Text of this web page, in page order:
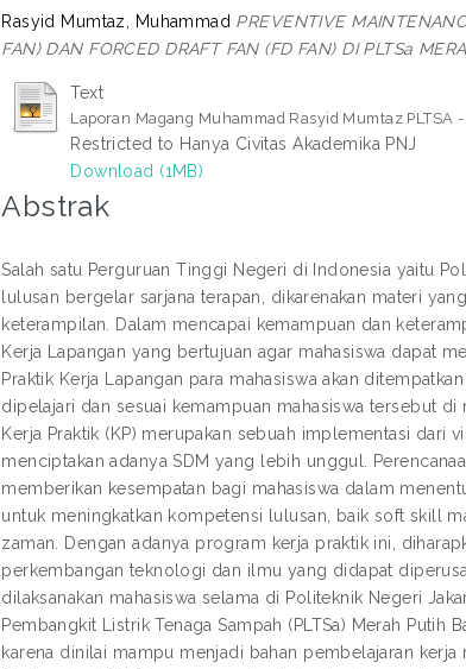
Rasyid Mumtaz, Muhammad PREVENTIVE
FAN) DAN FORCED DRAFT FAN (FD FAN) DI PLTSa
Text
Laporan Magang Muhammad Rasyid Mumtaz PLTSA
Restricted to Hanya Civitas Akademika PNJ
Download (1MB)
Abstrak
Salah satu Perguruan Tinggi Negeri di Indonesia yaitu
lulusan bergelar sarjana terapan, dikarenakan materi
keterampilan. Dalam mencapai kemampuan dan
Kerja Lapangan yang bertujuan agar mahasiswa dapat
Praktik Kerja Lapangan para mahasiswa akan
dipelajari dan sesuai kemampuan mahasiswa tersebut di
Kerja Praktik (KP) merupakan sebuah implementasi
menciptakan adanya SDM yang lebih unggul.
memberikan kesempatan bagi mahasiswa dalam
untuk meningkatkan kompetensi lulusan, baik soft skill
zaman. Dengan adanya program kerja praktik ini,
perkembangan teknologi dan ilmu yang didapat
dilaksanakan mahasiswa selama di Politeknik Negeri
Pembangkit Listrik Tenaga Sampah (PLTSa) Merah
karena dinilai mampu menjadi bahan pembelajaran kerja